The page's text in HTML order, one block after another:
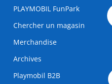
PLAYMOBIL FunPark
Chercher un magasin
Merchandise
Archives
Playmobil B2B